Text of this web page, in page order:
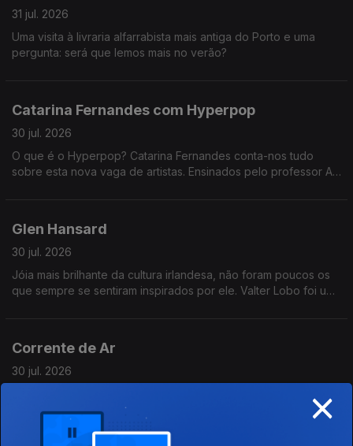
31 jul. 2026
Uma visita à livraria alfarrabista mais antiga do Porto e uma
pergunta: será que lemos mais no verão?
Catarina Fernandes com Hyperpop
30 jul. 2026
O que é o Hyperpop? Catarina Fernandes conta-nos tudo
sobre esta nova vaga de artistas. Ensinados pelo professor AG
Glen Hansard
30 jul. 2026
Jóia mais brilhante da cultura irlandesa, não foram poucos os
que sempre se sentiram inspirados por ele. Valter Lobo foi um
Corrente de Ar
30 jul. 2026
de Ar - um coletivo artístico que descobre e lança artistas em
início de carreira.
×